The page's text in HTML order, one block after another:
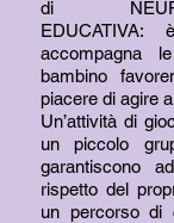
di
accompagna
bambino
piacere di agire
Un’attività di
un piccolo
garantiscono
rispetto del
un percorso di